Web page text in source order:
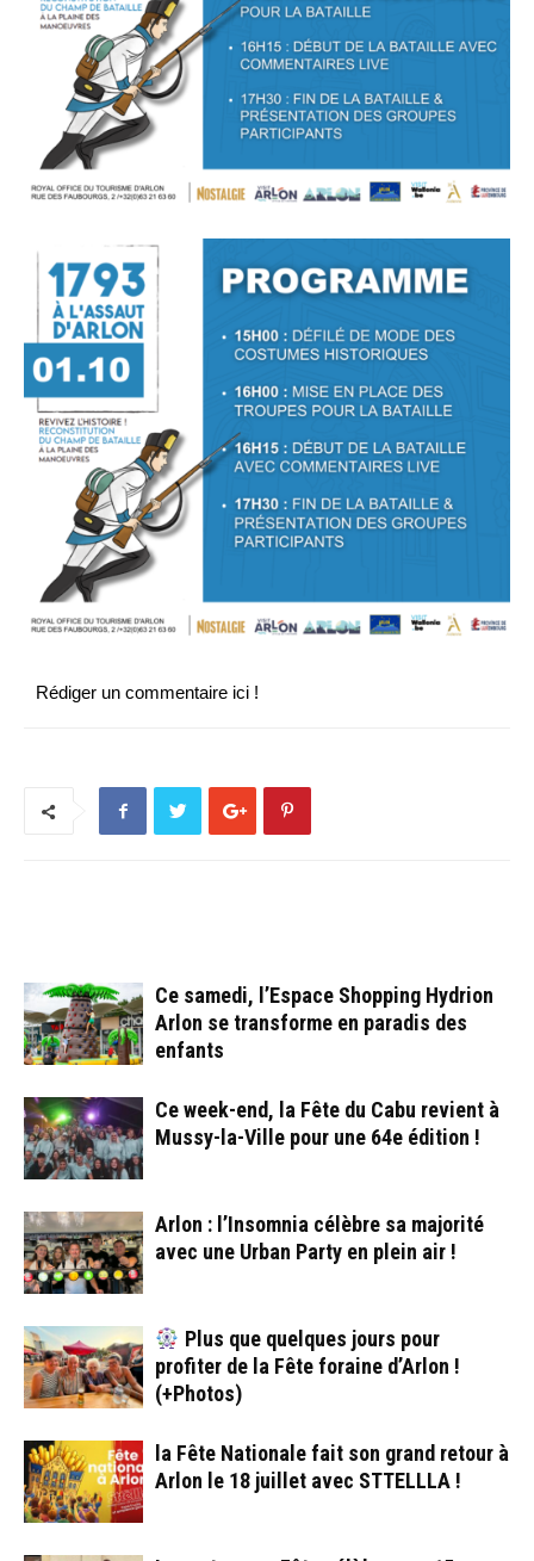
Rédiger un commentaire ici !
Ce samedi, l’Espace Shopping Hydrion
Arlon se transforme en paradis des
enfants
Ce week-end, la Fête du Cabu revient à
Mussy-la-Ville pour une 64e édition !
Arlon : l’Insomnia célèbre sa majorité
avec une Urban Party en plein air !
Plus que quelques jours pour
profiter de la Fête foraine d’Arlon !
(+Photos)
la Fête Nationale fait son grand retour à
Arlon le 18 juillet avec STTELLLA !